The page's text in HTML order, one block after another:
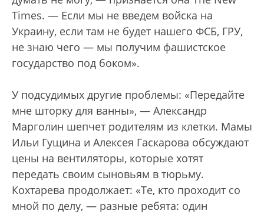
Times. — Если мы не введем войска на
Украину, если там не будет нашего ФСБ, ГРУ,
не знаю чего — мы получим фашистское
государство под боком».
У подсудимых другие проблемы: «Передайте
мне шторку для ванны», — Александр
Марголин шепчет родителям из клетки. Мамы
Ильи Гущина и Алексея Гаскарова обсуждают
цены на вентиляторы, которые хотят
передать своим сыновьям в тюрьму.
Кохтарева продолжает: «Те, кто проходит со
мной по делу, — разные ребята: один